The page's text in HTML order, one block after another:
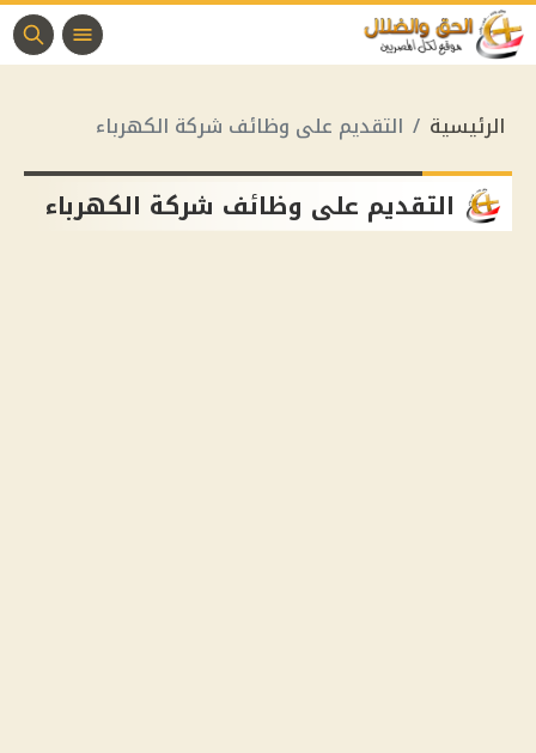
الرئيسية التقديم على وظائف شركة الكهرباء
التقديم على وظائف شركة الكهرباء